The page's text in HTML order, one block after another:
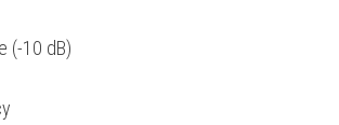
(-10 dB)